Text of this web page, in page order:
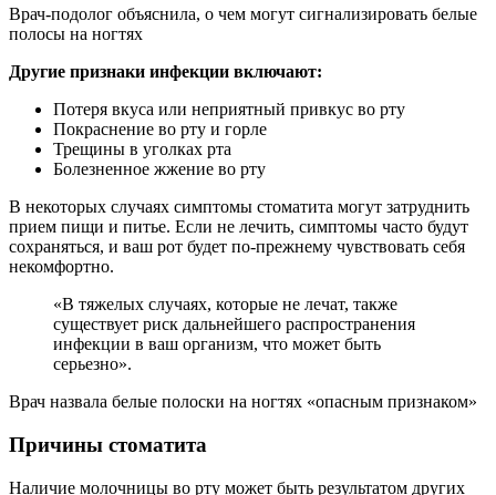
Врач-подолог объяснила, о чем могут сигнализировать белые
полосы на ногтях
Другие признаки инфекции включают:
Потеря вкуса или неприятный привкус во рту
Покраснение во рту и горле
Трещины в уголках рта
Болезненное жжение во рту
В некоторых случаях симптомы стоматита могут затруднить
прием пищи и питье. Если не лечить, симптомы часто будут
сохраняться, и ваш рот будет по-прежнему чувствовать себя
некомфортно.
«В тяжелых случаях, которые не лечат, также
существует риск дальнейшего распространения
инфекции в ваш организм, что может быть
серьезно».
Врач назвала белые полоски на ногтях «опасным признаком»
Причины стоматита
Наличие молочницы во рту может быть результатом других